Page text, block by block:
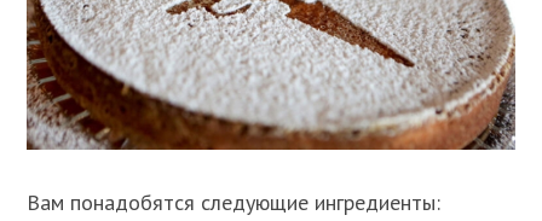
Вам понадобятся следующие ингредиенты: